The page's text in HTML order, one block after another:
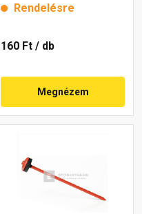
Rendelésre
160 Ft / db
Megnézem